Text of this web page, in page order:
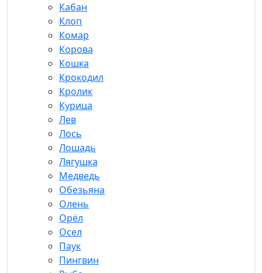
Кабан
Клоп
Комар
Корова
Кошка
Крокодил
Кролик
Курица
Лев
Лось
Лошадь
Лягушка
Медведь
Обезьяна
Олень
Орёл
Осел
Паук
Пингвин